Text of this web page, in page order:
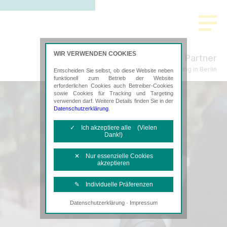
Küpper & Partner
Steuerberatung in Berlin
WIR VERWENDEN COOKIES
Entscheiden Sie selbst, ob diese Website neben
funktionell zum Betrieb der Website
erforderlichen Cookies auch Betreiber-Cookies
sowie Cookies für Tracking und Targeting
verwenden darf. Weitere Details finden Sie in der
Datenschutzerklärung
✓ Ich akzeptiere alle (Vielen
Dank!)
✕ Nur essenzielle Cookies
akzeptieren
✎ Individuelle Präferenzen
Notwendige Cookies
Diese Cookies sind erforderlich, um die
Datenschutzerklärung· Impressum